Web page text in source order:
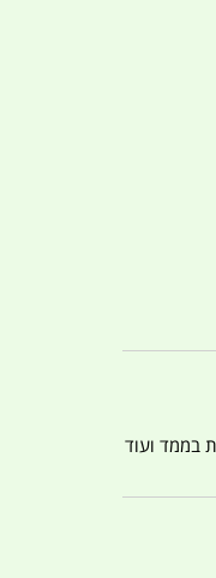
בממד ועוד